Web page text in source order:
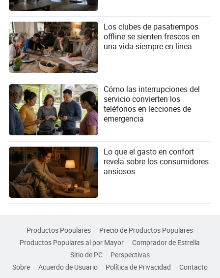
Los clubes de pasatiempos
offline se sienten frescos en
una vida siempre en línea
Cómo las interrupciones del
servicio convierten los
teléfonos en lecciones de
emergencia
Lo que el gasto en confort
revela sobre los consumidores
ansiosos
Productos Populares
Precio de Productos Populares
Productos Populares al por Mayor
Comprador de Estrella
Sitio de PC
Perspectivas
Sobre
Acuerdo de Usuario Política de Privacidad
Contacto